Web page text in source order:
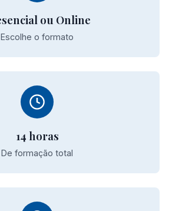
ou Online
Escolhe o formato
14 horas
De formação total